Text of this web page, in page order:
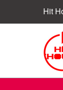
Hit